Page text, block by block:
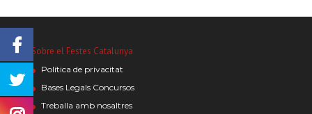
Sobre el Festes Catalunya
Política de privacitat
Bases Legals Concursos
Treballa amb nosaltres